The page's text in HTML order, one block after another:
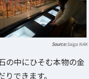
Saiga NAK
の中にひそむ本物の金
できます。